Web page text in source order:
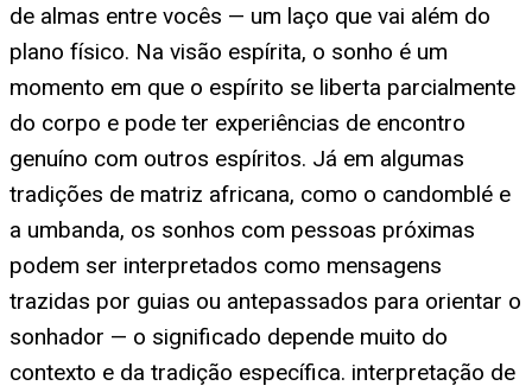
de almas entre vocês — um laço que vai além do
plano físico. Na visão espírita, o sonho é um
momento em que o espírito se liberta parcialmente
do corpo e pode ter experiências de encontro
genuíno com outros espíritos. Já em algumas
tradições de matriz africana, como o candomblé e
a umbanda, os sonhos com pessoas próximas
podem ser interpretados como mensagens
trazidas por guias ou antepassados para orientar o
sonhador — o significado depende muito do
contexto e da tradição específica. interpretação de